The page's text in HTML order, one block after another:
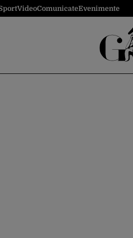
VideoComunicateEvenimente